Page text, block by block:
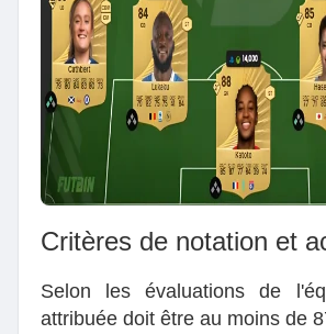
Critères de notation et
Selon les évaluations de
attribuée doit être au moins de